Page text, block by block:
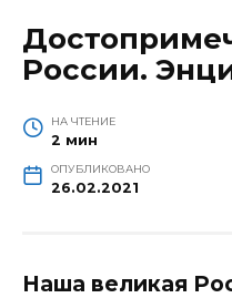
России.
НА ЧТЕНИЕ
2 мин
ОПУБЛИКОВАНО
26.02.2021
Наша великая